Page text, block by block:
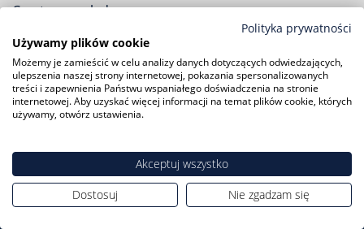
Często przeglądane
Zegarki Aviator
zegarki Balticus.
Casio G-Shock
chronometry Epos
Zegarki Ice Watch
zegarki Lacoste
marki Maserati
zegarka Orient
Zegarki Rosefield
Polityka prywatności
Używamy plików cookie
Możemy je zamieścić w celu analizy danych dotyczących odwiedzających,
ulepszenia naszej strony internetowej, pokazania spersonalizowanych
treści i zapewnienia Państwu wspaniałego doświadczenia na stronie
internetowej. Aby uzyskać więcej informacji na temat plików cookie, których
używamy, otwórz ustawienia.
Akceptuj wszystko
Dostosuj
Nie zgadzam się